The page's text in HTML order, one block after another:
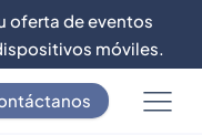
oferta de eventos
móviles.